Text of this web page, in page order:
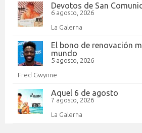
Devotos de San
6 agosto, 2026
La Galerna
El bono de renovación
mundo
5 agosto, 2026
Fred Gwynne
Aquel 6 de agosto
7 agosto, 2026
La Galerna